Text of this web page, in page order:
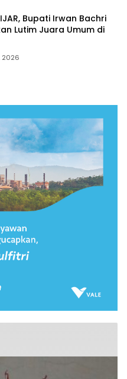
Bupati Irwan Bachri
Lutim Juara Umum di
2026